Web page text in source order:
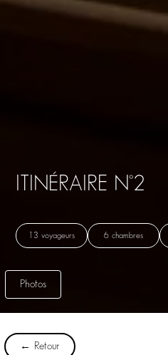
ITINÉRAIRE N°2
13 voyageurs 6 chambres
Photos
← Retour